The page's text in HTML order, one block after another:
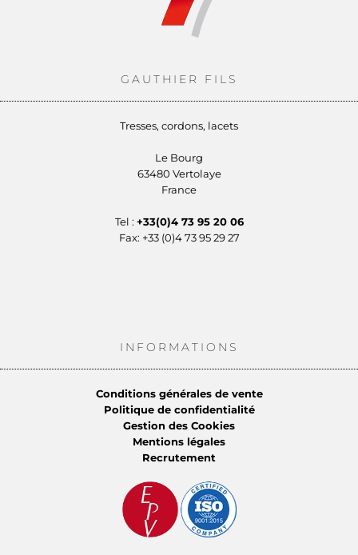
GAUTHIER FILS
Tresses, cordons, lacets
Le Bourg
63480 Vertolaye
France
Tel : +33(0)4 73 95 20 06
Fax: +33 (0)4 73 95 29 27
INFORMATIONS
Conditions générales de vente
Politique de confidentialité
Gestion des Cookies
Mentions légales
Recrutement